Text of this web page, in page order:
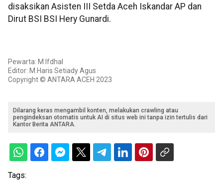
disaksikan Asisten III Setda Aceh Iskandar AP dan
Dirut BSI BSI Hery Gunardi.
Pewarta: M Ifdhal
Editor: M.Haris Setiady Agus
Copyright © ANTARA ACEH 2023
Dilarang keras mengambil konten, melakukan crawling atau
pengindeksan otomatis untuk AI di situs web ini tanpa izin tertulis dari
Kantor Berita ANTARA.
Tags: